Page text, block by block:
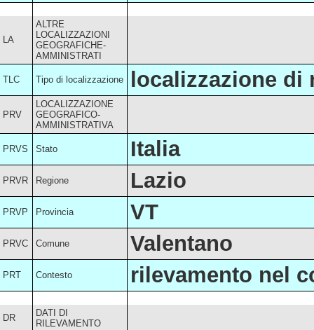
LA
ALTRE
LOCALIZZAZIONI
GEOGRAFICHE-
AMMINISTRATI
TLC Tipo di localizzazione localizzazione di
PRV
LOCALIZZAZIONE
GEOGRAFICO-
AMMINISTRATIVA
PRVS Stato Italia
PRVR Regione Lazio
PRVP Provincia VT
PRVC Comune Valentano
PRT Contesto rilevamento nel
DR
DATI DI
RILEVAMENTO